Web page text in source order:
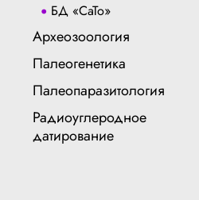
БД «СаТо»
Археозоология
Палеогенетика
Палеопаразитология
Радиоуглеродное
датирование